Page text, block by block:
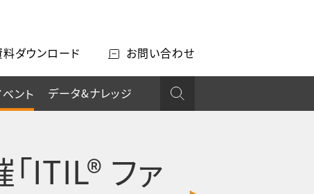
料ダウンロード お問い合わせ
ント データ&ナレッジ
ITIL® ファ